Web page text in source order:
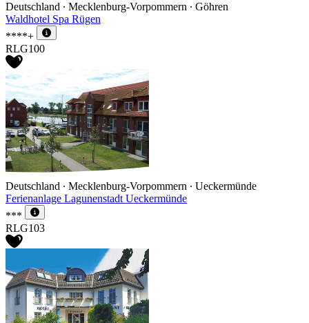
Deutschland ∙ Mecklenburg-Vorpommern ∙ Göhren
Waldhotel Spa Rügen
****+
RLG100
Deutschland ∙ Mecklenburg-Vorpommern ∙ Ueckermünde
Ferienanlage Lagunenstadt Ueckermünde
***
RLG103